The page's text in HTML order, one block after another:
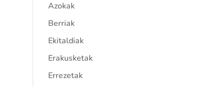
Azokak
Berriak
Ekitaldiak
Erakusketak
Errezetak